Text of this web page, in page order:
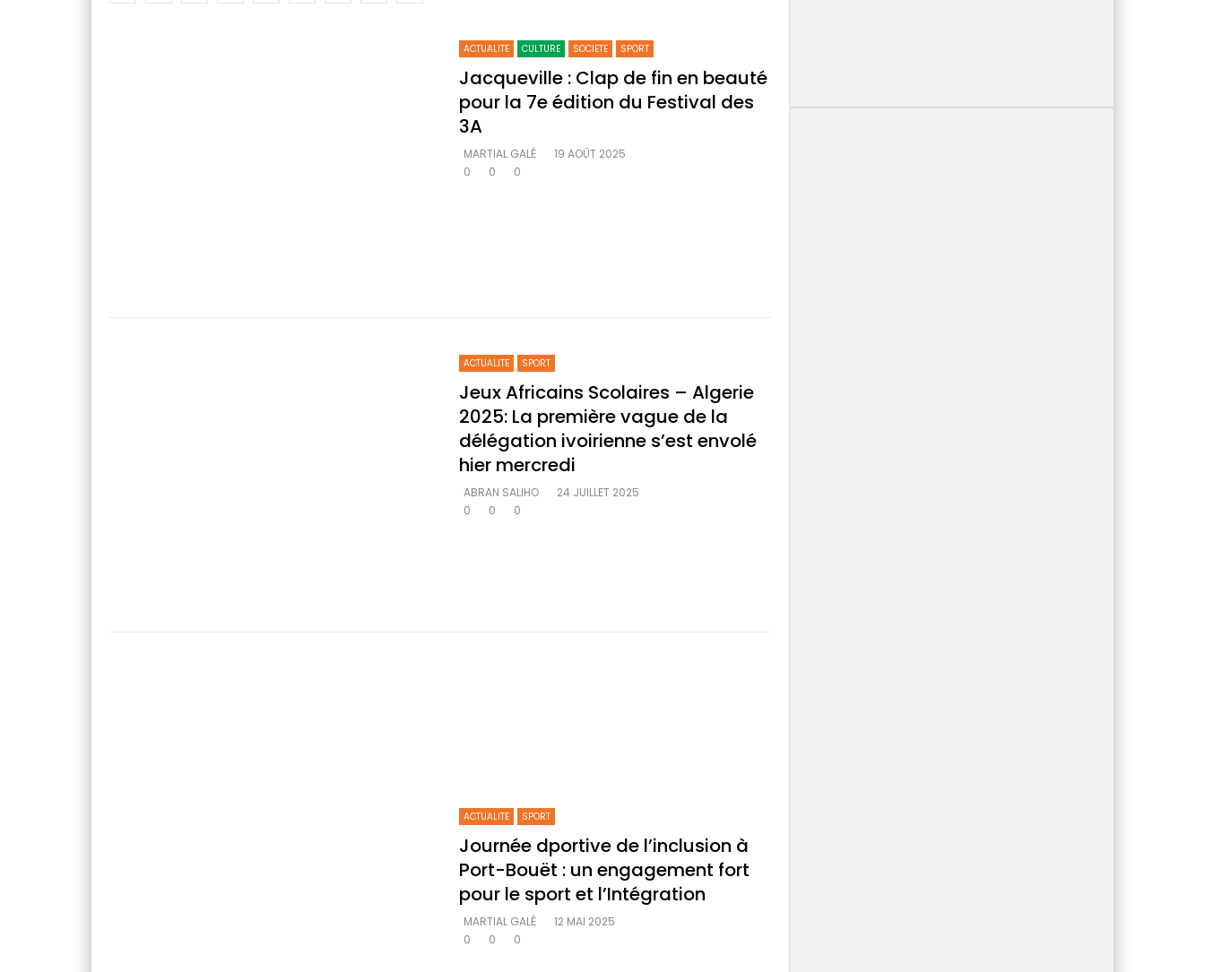
ACTUALITE CULTURE SOCIETE SPORT
Jacqueville : Clap de fin en beauté
pour la 7e édition du Festival des
3A
MARTIAL GALÉ
19 AOÛT 2025
0
0 0
ACTUALITE SPORT
Jeux Africains Scolaires – Algerie
2025: La première vague de la
délégation ivoirienne s’est envolé
hier mercredi
ABRAN SALIHO
24 JUILLET 2025
0
0 0
ACTUALITE SPORT
Journée dportive de l’inclusion à
Port-Bouët : un engagement fort
pour le sport et l’Intégration
MARTIAL GALÉ
12 MAI 2025
0
0 0